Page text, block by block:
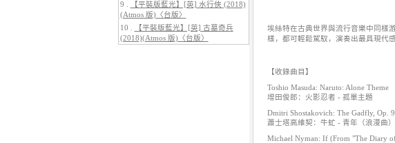
9 .
【平裝版藍光】[英] 水行俠 (2018)
(Atmos 版)〈台版〉
10 .
【平裝版藍光】[英] 古墓奇兵
(2018)(Atmos 版)〈台版〉
埃絲特在古典世界與流行音樂中同樣
樣，都可輕鬆駕馭，演奏出最具現代
【收錄曲目】
Toshio Masuda: Naruto: Alone Theme
增田俊郎：火影忍者 - 孤單主題
Dmitri Shostakovich: The Gadfly, Op.
蕭士塔高維契：牛虻 - 青年（浪漫曲）
Michael Nyman: If (From "The Diary